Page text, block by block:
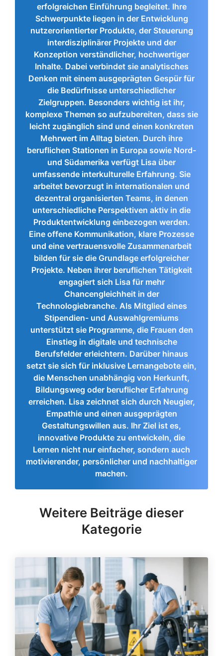
erfolgreichen Einführung begleitet. Ihre
Schwerpunkte liegen in der Entwicklung
nutzerorientierter Produkte, der Steuerung
interdisziplinärer Projekte und der
Konzeption verständlicher, hochwertiger
Inhalte. Dabei verbindet sie analytisches
Denken mit einem ausgeprägten Gespür für
die Bedürfnisse unterschiedlicher
Zielgruppen. Besonders wichtig ist ihr,
komplexe Themen so aufzubereiten, dass sie
leicht zugänglich sind und einen konkreten
Mehrwert im Alltag bieten. Durch ihre
beruflichen Stationen in Europa sowie Nord-
und Südamerika verfügt Lisa über
umfassende interkulturelle Erfahrung. Sie
arbeitet bevorzugt in internationalen und
dezentral organisierten Teams, in denen
unterschiedliche Perspektiven aktiv in die
Produktentwicklung einbezogen werden.
Eine offene Kommunikation, klare Prozesse
und eine vertrauensvolle Zusammenarbeit
bilden für sie die Grundlage erfolgreicher
Projekte. Neben ihrer beruflichen Tätigkeit
engagiert sich Lisa für mehr
Chancengleichheit in der
Technologiebranche. Als Mitglied eines
Stipendien- und Auswahlgremiums
unterstützt sie Programme, die Frauen den
Einstieg in digitale und technische
Berufsfelder erleichtern. Darüber hinaus
setzt sie sich für inklusive Lernangebote ein,
die Menschen unabhängig von Herkunft,
Bildungsweg oder beruflicher Erfahrung
erreichen. Lisa zeichnet sich durch Neugier,
Empathie und einen ausgeprägten
Gestaltungswillen aus. Ihr Ziel ist es,
innovative Produkte zu entwickeln, die
Lernen nicht nur einfacher, sondern auch
motivierender, persönlicher und nachhaltiger
machen.
Weitere Beiträge dieser
Kategorie